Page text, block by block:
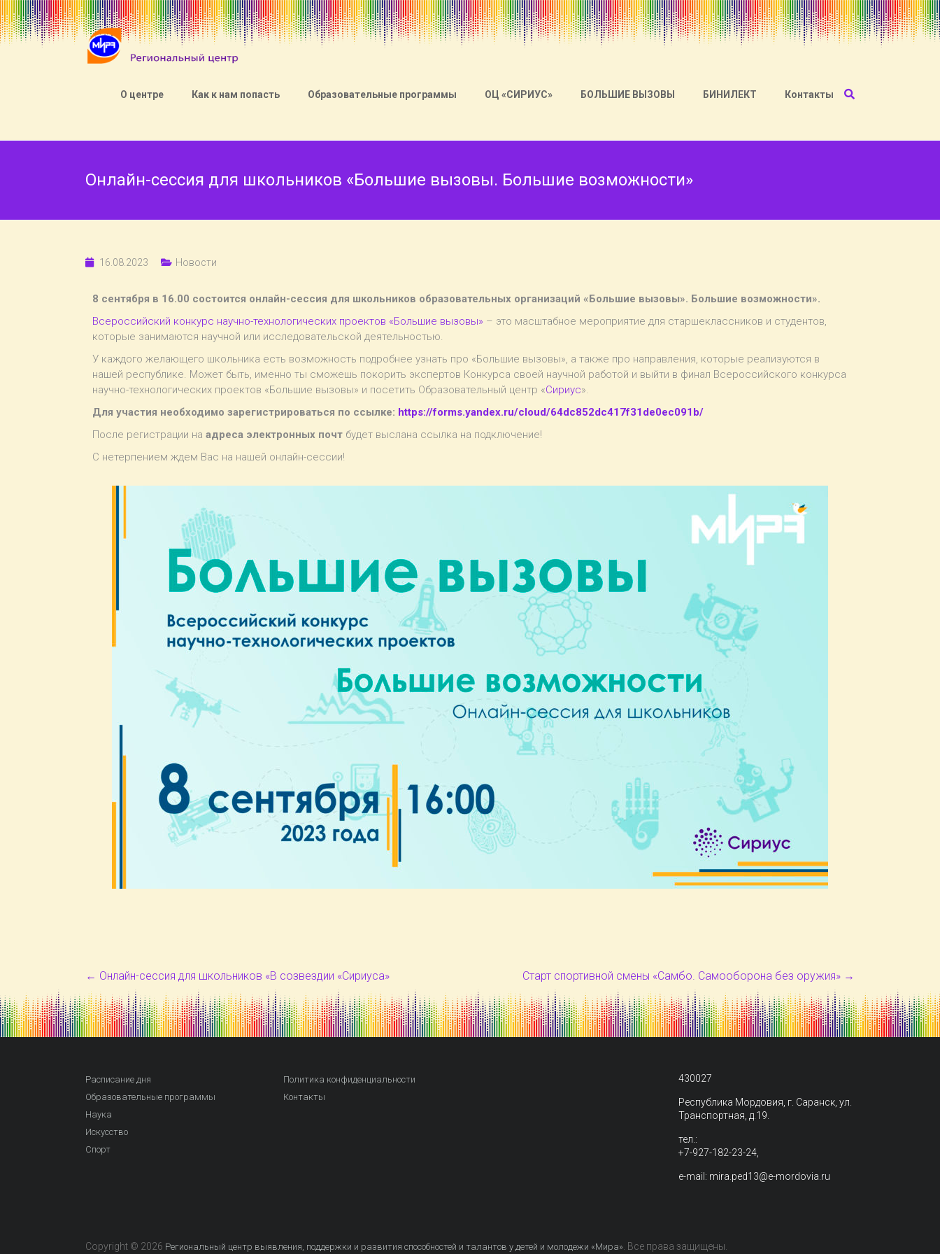
О центре Как к нам попасть Образовательные программы ОЦ «СИРИУС» БОЛЬШИЕ ВЫЗОВЫ БИНИЛЕКТ Контакты
Онлайн-сессия для школьников «Большие вызовы. Большие возможности»
16.08.2023 Новости
8 сентября в 16.00 состоится онлайн-сессия для школьников образовательных организаций «Большие вызовы». Большие возможности».
Всероссийский конкурс научно-технологических проектов «Большие вызовы» – это масштабное мероприятие для старшеклассников и студентов,
которые занимаются научной или исследовательской деятельностью.
У каждого желающего школьника есть возможность подробнее узнать про «Большие вызовы», а также про направления, которые реализуются в
нашей республике. Может быть, именно ты сможешь покорить экспертов Конкурса своей научной работой и выйти в финал Всероссийского конкурса
научно-технологических проектов «Большие вызовы» и посетить Образовательный центр «Сириус».
Для участия необходимо зарегистрироваться по ссылке: https://forms.yandex.ru/cloud/64dc852dc417f31de0ec091b/
После регистрации на адреса электронных почт будет выслана ссылка на подключение!
С нетерпением ждем Вас на нашей онлайн-сессии!
← Онлайн-сессия для школьников «В созвездии «Сириуса» Старт спортивной смены «Самбо. Самооборона без оружия» →
Расписание дня
Образовательные программы
Наука
Искусство
Спорт
Политика конфиденциальности
Контакты
430027
Республика Мордовия, г. Саранск, ул.
Транспортная, д.19.
тел.:
+7-927-182-23-24,
e-mail: mira.ped13@e-mordovia.ru
Copyright © 2026 Региональный центр выявления, поддержки и развития способностей и талантов у детей и молодежи «Мира» . Все права защищены.